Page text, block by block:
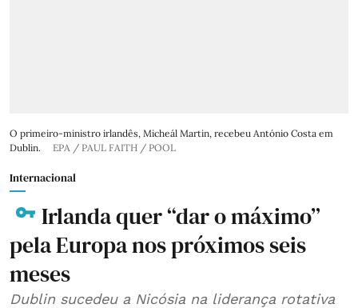
O primeiro-ministro irlandês, Micheál Martin, recebeu António Costa em
Dublin.
EPA / PAUL FAITH / POOL
Internacional
Irlanda quer “dar o máximo”
pela Europa nos próximos seis
meses
Dublin sucedeu a Nicósia na liderança rotativa